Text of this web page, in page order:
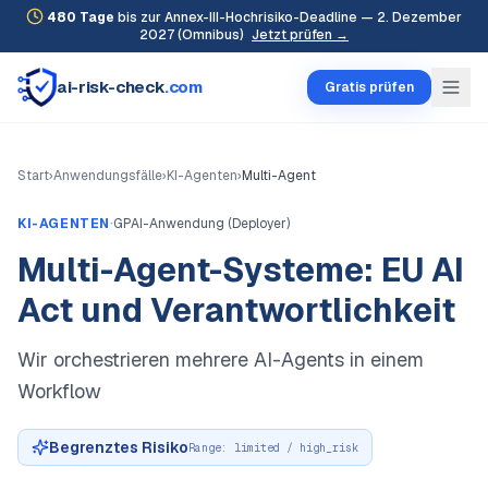
480 Tage bis zur Annex-III-Hochrisiko-Deadline — 2. Dezember
2027 (Omnibus) Jetzt prüfen →
ai-risk-check.com Gratis prüfen
Start›Anwendungsfälle›KI-Agenten›Multi-Agent
KI-AGENTEN·GPAI-Anwendung (Deployer)
Multi-Agent-Systeme: EU AI
Act und Verantwortlichkeit
Wir orchestrieren mehrere AI-Agents in einem
Workflow
Begrenztes RisikoRange: limited / high_risk